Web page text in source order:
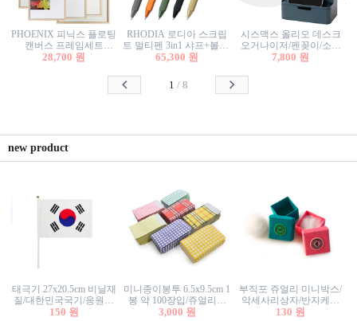
PHOENIX 피닉스 플로팅
캔버스 프레임세트
50x50cm/액자캔버스/인테
28,700 원
RHODIA 로디아 스크립
트 멀티펜 3in1 샤프+볼펜/
무광택 알루미늄 육각배
65,300 원
시스맥스 올리오 데스크
오거나이저/펜꽂이/소품
꽂이/소품함/정리함/수납
7,800 원
1 / 8
new product
태극기 27x20.5cm 비닐재
질/대한민국국기/응원깃
발/행사깃발
150 원
미니종이봉투 6.5x9.5cm 1
봉 약 100장입/쥬얼리봉
투/증명사진봉투/악세사
3,000 원
부직포 쥬얼리 미니박스/
악세사리상자/반지케이
스/반지상자/귀걸이상자/
130 원